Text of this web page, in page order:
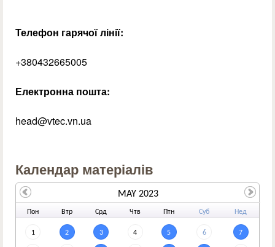
Телефон гарячої лінії:
+380432665005
Електронна пошта:
head@vtec.vn.ua
Календар матеріалів
Пон Втр Срд Чтв Птн Суб Нед
1 2 3 4 5 6 7
MAY 2023